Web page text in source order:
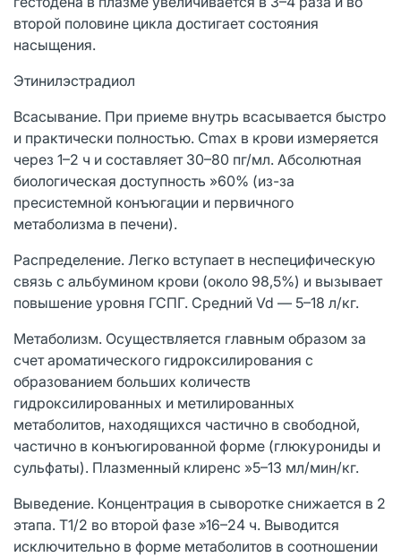
второй половине цикла достигает состояния
насыщения.
Этинилэстрадиол
Всасывание. При приеме внутрь всасывается быстро
и практически полностью. Cmax в крови измеряется
через 1–2 ч и составляет 30–80 пг/мл. Абсолютная
биологическая доступность »60% (из-за
пресистемной конъюгации и первичного
метаболизма в печени).
Распределение. Легко вступает в неспецифическую
связь с альбумином крови (около 98,5%) и вызывает
повышение уровня ГСПГ. Средний Vd — 5–18 л/кг.
Метаболизм. Осуществляется главным образом за
счет ароматического гидроксилирования с
образованием больших количеств
гидроксилированных и метилированных
метаболитов, находящихся частично в свободной,
частично в конъюгированной форме (глюкурониды и
сульфаты). Плазменный клиренс »5–13 мл/мин/кг.
Выведение. Концентрация в сыворотке снижается в 2
этапа. T1/2 во второй фазе »16–24 ч. Выводится
исключительно в форме метаболитов в соотношении